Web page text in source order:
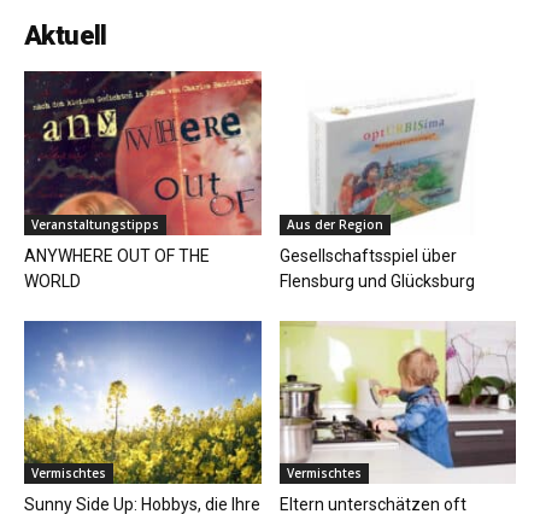
Aktuell
Veranstaltungstipps
ANYWHERE OUT OF THE
WORLD
Aus der Region
Gesellschaftsspiel über
Flensburg und Glücksburg
Vermischtes
Sunny Side Up: Hobbys, die Ihre
Vermischtes
Eltern unterschätzen oft